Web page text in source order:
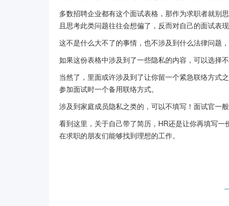
多数招聘企业都有这个面试表格，那作为求职者就别
且思考此类问题往往会想偏了，反而对自己的面试表现
这不是什么大不了的事情，也不涉及到什么法律问题
如果这份表格中涉及到了一些隐私的内容，可以选择
当然了，里面或许涉及到了让你留一个紧急联络方式
参加面试时一个备用联络方式。
涉及到家庭成员隐私之类的，可以不填写！面试官一
看到这里，关于自己带了简历，HR还是让你再填写
在求职的朋友们能够找到理想的工作。